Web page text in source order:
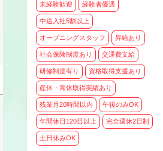
未経験歓迎 経験者優遇
中途入社5割以上
オープニングスタッフ 昇給あり
社会保険制度あり 交通費支給
研修制度有り 資格取得支援あり
産休・育休取得実績あり
残業月20時間以内 午後のみOK
年間休日120日以上 完全週休2日制
土日休みOK